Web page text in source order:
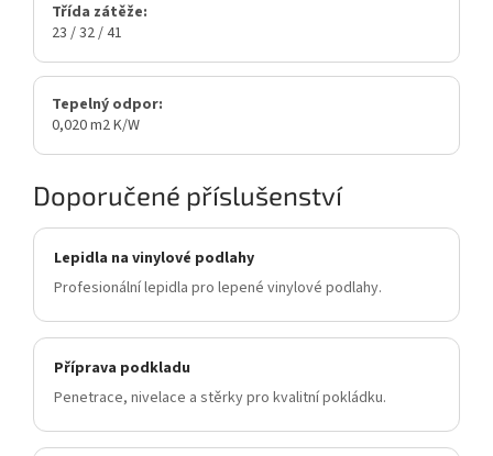
Třída zátěže:
23 / 32 / 41
Tepelný odpor:
0,020 m2 K/W
Doporučené příslušenství
Lepidla na vinylové podlahy
Profesionální lepidla pro lepené vinylové podlahy.
Příprava podkladu
Penetrace, nivelace a stěrky pro kvalitní pokládku.